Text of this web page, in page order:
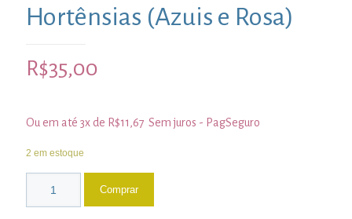
Hortênsias (Azuis e Rosa)
R$35,00
Ou em até 3x de R$11,67 Sem juros - PagSeguro
2 em estoque
Comprar